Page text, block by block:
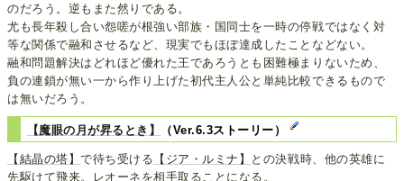
のだろう。逆もまた然りである。
尤も長年殺し合い怨嗟が根強い部族・国同士を一時の停戦ではなく対
等な関係で融和させるなど、現実でもほぼ達成したことなどない。
融和問題解決はどれほど優れた王であろうとも困難極まりないため、
負の連鎖が無い一から作り上げた初代主人公と単純比較できるもので
は無いだろう。
【魔眼の月が昇るとき】 （Ver.6.3ストーリー）
【結晶の塔】で待ち受ける 【ジア・ルミナ】
との決戦時、他の英雄に
先駆けて飛来。レオーネを相手取ることになる。